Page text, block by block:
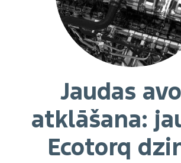
Jaudas
atklāšana:
Ecotorq